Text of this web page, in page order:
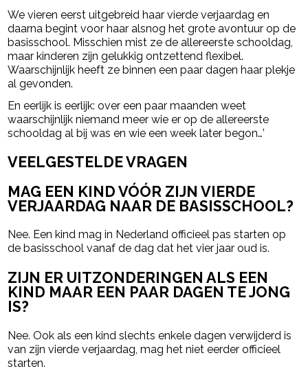
We vieren eerst uitgebreid haar vierde verjaardag en
daarna begint voor haar alsnog het grote avontuur op de
basisschool. Misschien mist ze de allereerste schooldag,
maar kinderen zijn gelukkig ontzettend flexibel.
Waarschijnlijk heeft ze binnen een paar dagen haar plekje
al gevonden.
En eerlijk is eerlijk: over een paar maanden weet
waarschijnlijk niemand meer wie er op de allereerste
schooldag al bij was en wie een week later begon…’
VEELGESTELDE VRAGEN
MAG EEN KIND VÓÓR ZIJN VIERDE
VERJAARDAG NAAR DE BASISSCHOOL?
Nee. Een kind mag in Nederland officieel pas starten op
de basisschool vanaf de dag dat het vier jaar oud is.
ZIJN ER UITZONDERINGEN ALS EEN
KIND MAAR EEN PAAR DAGEN TE JONG
IS?
Nee. Ook als een kind slechts enkele dagen verwijderd is
van zijn vierde verjaardag, mag het niet eerder officieel
starten.